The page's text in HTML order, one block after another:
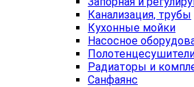
Канализация, трубы
Кухонные мойки
Насосное
Радиаторы и
Санфаянс